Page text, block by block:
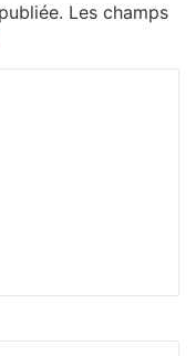
Les champs